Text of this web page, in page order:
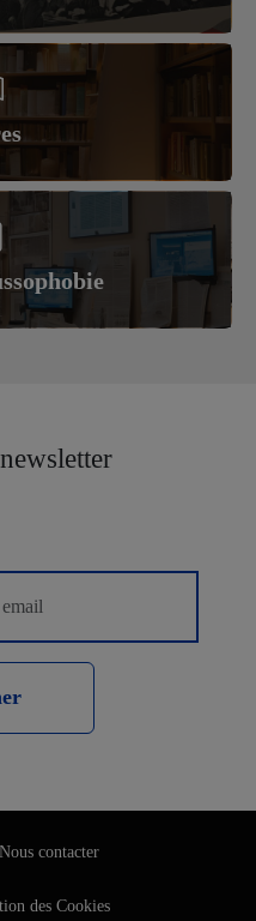
Nous contacter
des Cookies